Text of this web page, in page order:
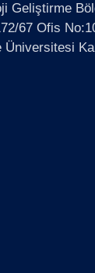
Geliştirme
67 Ofis
Üniversitesi